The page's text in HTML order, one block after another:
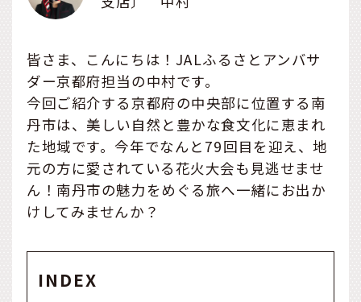
皆さま、こんにちは！JALふるさとアンバサ
ダー京都府担当の中村です。
今回ご紹介する京都府の中央部に位置する南
丹市は、美しい自然と豊かな食文化に恵まれ
た地域です。今年でなんと79回目を迎え、地
元の方に愛されている花火大会も見逃せませ
ん！南丹市の魅力をめぐる旅へ一緒にお出か
けしてみませんか？
INDEX